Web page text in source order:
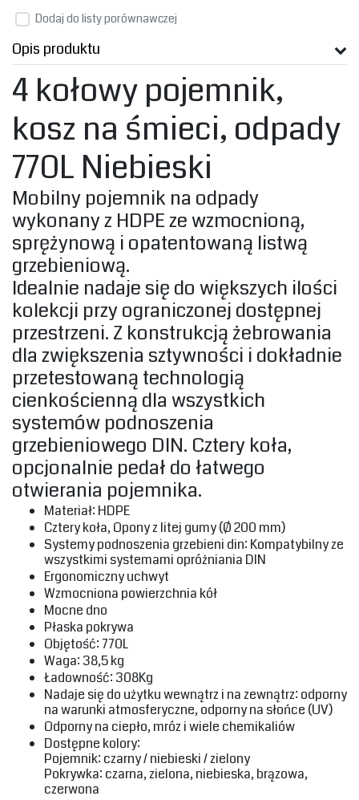
Dodaj do listy porównawczej
Opis produktu
4 kołowy pojemnik,
kosz na śmieci, odpady
770L Niebieski
‎Mobilny pojemnik na odpady
wykonany z HDPE ze wzmocnioną,
sprężynową i opatentowaną listwą
grzebieniową. ‎
‎Idealnie nadaje się do większych ilości
kolekcji przy ograniczonej dostępnej
przestrzeni. Z konstrukcją żebrowania
dla zwiększenia sztywności i dokładnie
przetestowaną technologią
cienkościenną dla wszystkich
systemów podnoszenia
grzebieniowego DIN. Cztery koła,
opcjonalnie pedał do łatwego
otwierania pojemnika.
‎Materiał: HDPE‎
‎Cztery koła, Opony z litej gumy (Ø 200 mm)‎
‎Systemy podnoszenia grzebieni din: Kompatybilny ze
wszystkimi systemami opróżniania DIN‎
‎Ergonomiczny uchwyt‎
‎Wzmocniona powierzchnia kół‎
‎Mocne dno‎
‎Płaska pokrywa‎
‎Objętość: 770L‎
‎Waga: 38,5 kg‎
‎Ładowność: 308Kg‎
‎Nadaje się do użytku wewnątrz i na zewnątrz: odporny
na warunki atmosferyczne, odporny na słońce (UV)‎
Odporny na ciepło, mróz i wiele chemikaliów‎
‎Dostępne kolory:‎
‎Pojemnik: czarny / niebieski / zielony‎
‎Pokrywka: czarna, zielona, niebieska, brązowa,
czerwona‎